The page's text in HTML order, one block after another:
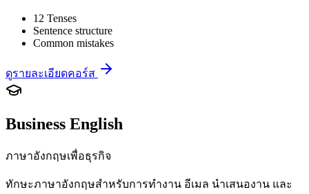
12 Tenses
Sentence structure
Common mistakes
ดูรายละเอียดคอร์ส
Business English
ภาษาอังกฤษเพื่อธุรกิจ
ทักษะภาษาอังกฤษสำหรับการทำงาน อีเมล นำเสนองาน และ